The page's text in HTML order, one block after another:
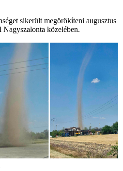
sikerült megörökíteni augusztus
közelében.